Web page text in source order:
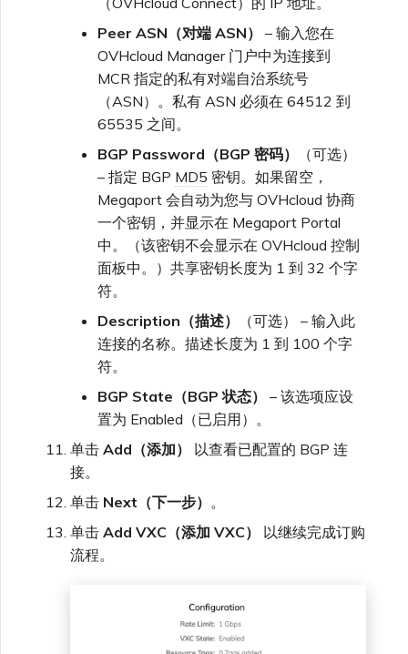
Peer ASN（对端 ASN）
– 输入您在
OVHcloud Manager 门户中为连接到
MCR 指定的私有对端自治系统号
（ASN）。私有 ASN 必须在 64512 到
65535 之间。
BGP Password（BGP 密码）
（可选）
– 指定 BGP MD5 密钥。如果留空，
Megaport 会自动为您与 OVHcloud 协商
一个密钥，并显示在 Megaport Portal
中。（该密钥不会显示在 OVHcloud 控制
面板中。）共享密钥长度为 1 到 32 个字
符。
Description（描述）
（可选） – 输入此
连接的名称。描述长度为 1 到 100 个字
符。
BGP State（BGP 状态）
– 该选项应设
置为 Enabled（已启用）。
单击 Add（添加）
以查看已配置的 BGP 连
接。
单击 Next（下一步） 。
单击 Add VXC（添加 VXC）
以继续完成订购
流程。